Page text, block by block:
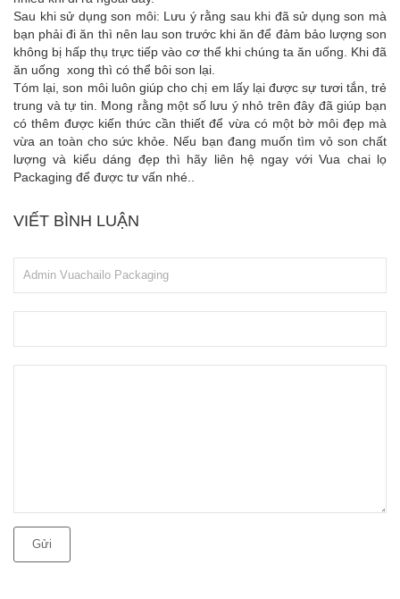
Sau khi sử dụng son môi: Lưu ý rằng sau khi đã sử dụng son mà
bạn phải đi ăn thì nên lau son trước khi ăn để đảm bảo lượng son
không bị hấp thụ trực tiếp vào cơ thể khi chúng ta ăn uống. Khi đã
ăn uống xong thì có thể bôi son lại.
Tóm lại, son môi luôn giúp cho chị em lấy lại được sự tươi tắn, trẻ
trung và tự tin. Mong rằng một số lưu ý nhỏ trên đây đã giúp bạn
có thêm được kiến thức cần thiết để vừa có một bờ môi đẹp mà
vừa an toàn cho sức khỏe. Nếu bạn đang muốn tìm vỏ son chất
lượng và kiểu dáng đẹp thì hãy liên hệ ngay với Vua chai lọ
Packaging để được tư vấn nhé..
VIẾT BÌNH LUẬN
Gửi